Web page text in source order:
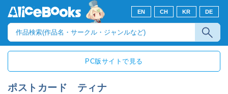
EN CH KR DE
PC版サイトで見る
ポストカード ティナ